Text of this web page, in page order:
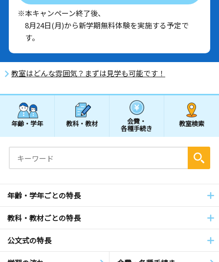
※本キャンペーン終了後、
8月24日(月)から新学期無料体験を実施する予定で
す。
教室はどんな雰囲気？まずは見学も可能です！
年齢・学年 教科・教材 会費・
各種手続き
教室検索
年齢・学年ごとの特長
教科・教材ごとの特長
公文式の特長